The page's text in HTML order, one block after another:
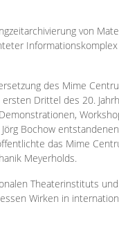
von
des Mime
Drittel des 20.
Bochow
das Mime
Meyerholds.
Theaterinstituts
Wirken in